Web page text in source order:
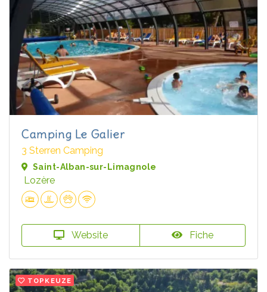
Camping Le Galier
3 Sterren Camping
Saint-Alban-sur-Limagnole
Lozère
Website Fiche
TOPKEUZE